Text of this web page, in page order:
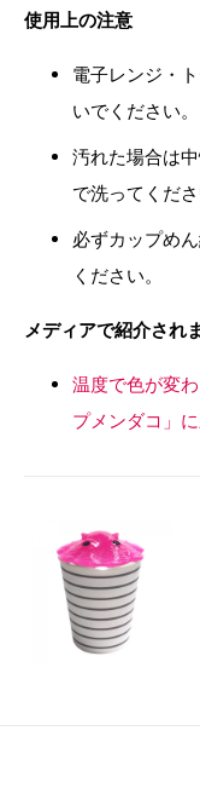
使用上の注意
電子レンジ・
いでください。
汚れた場合は
で洗ってくださ
必ずカップめ
ください。
メディアで紹介され
温度で色が変
プメンダコ」